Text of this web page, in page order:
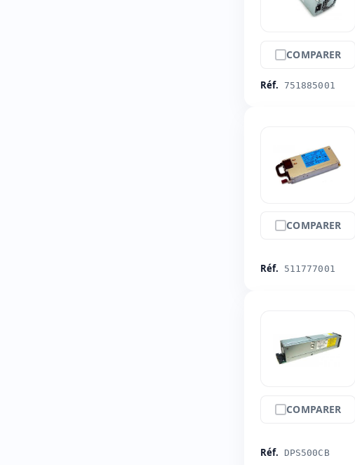
COMPARER
Réf. 751885001
COMPARER
Réf. 511777001
COMPARER
Réf. DPS500CB